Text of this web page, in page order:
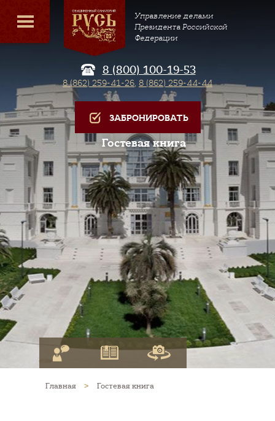
Управление делами
Президента Российской
Федерации
8 (800) 100-19-53
8 (862) 259-41-26, 8 (862) 259-44-44
ЗАБРОНИРОВАТЬ
Гостевая книга
Главная > Гостевая книга